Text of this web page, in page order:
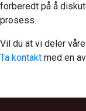
forberedt på å
prosess.
Vil du at vi deler
Ta kontakt med en